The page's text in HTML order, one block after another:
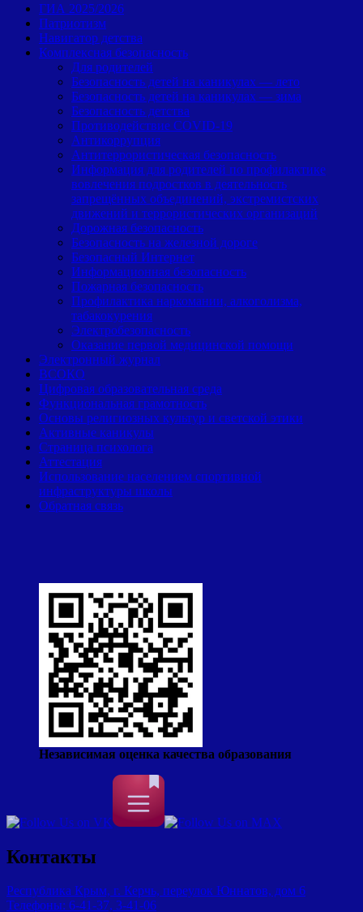
ГИА 2025/2026
Патриотизм
Навигатор детства
Комплексная безопасность
Для родителей
Безопасность детей на каникулах — лето
Безопасность детей на каникулах — зима
Безопасность детства
Противодействие COVID-19
Антикоррупция
Антитеррористическая безопасность
Информация для родителей по профилактике
вовлечения подростков в деятельность
запрещённых объединений, экстремистских
движений и террористических организаций
Дорожная безопасность
Безопасность на железной дороге
Безопасный Интернет
Информационная безопасность
Пожарная безопасность
Профилактика наркомании, алкоголизма,
табакокурения
Электробезопасность
Оказание первой медицинской помощи
Электронный журнал
ВСОКО
Цифровая образовательная среда
Функциональная грамотность
Основы религиозных культур и светской этики
Активные каникулы
Страница психолога
Аттестация
Использование населением спортивной
инфраструктуры школы
Обратная связь
Независимая оценка качества образования
Контакты
Республика Крым, г. Керчь, переулок Юннатов, дом 6
Телефоны: 6-41-37, 3-41-06